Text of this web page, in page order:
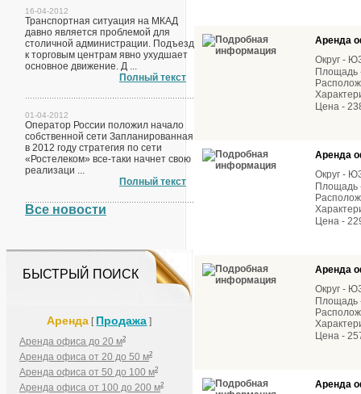
16-04-2012
Транспортная ситуация на МКАД
давно является проблемой для
столичной администрации. Подъезд
к торговым центрам явно ухудшает
основное движение. Д ...
Полный текст
01-04-2012
Оператор России положил начало
собственной сети Запланированная
в 2012 году стратегия по сети
«Ростелеком» все-таки начнет свою
реализаци ...
Полный текст
Все новости
БЫСТРЫЙ ПОИСК
Аренда [ Продажа ]
Аренда офиса до 20 м2
Аренда офиса от 20 до 50 м2
Аренда офиса от 50 до 100 м2
Аренда офиса от 100 до 200 м2
Аренда
Округ -
Площадь
Цена -
Аренда
Округ -
Площадь
Цена -
Аренда
Округ -
Площадь
Цена -
Аренда